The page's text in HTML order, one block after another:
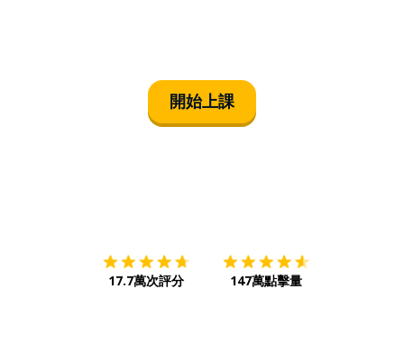
開始上課
17.7萬次評分 147萬點擊量